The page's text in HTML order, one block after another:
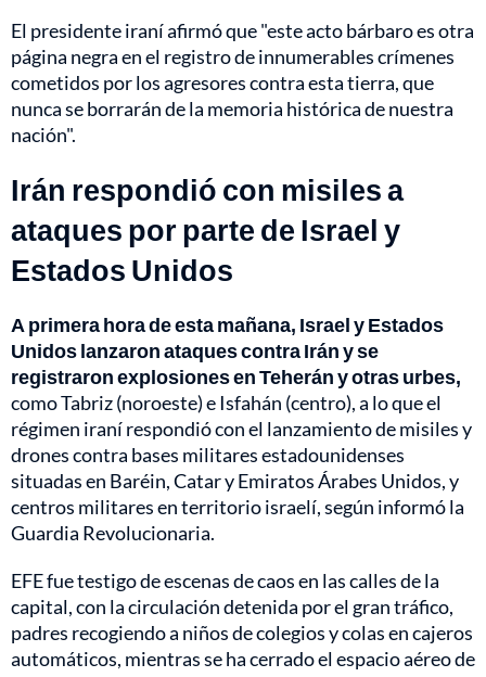
El presidente iraní afirmó que "este acto bárbaro es otra
página negra en el registro de innumerables crímenes
cometidos por los agresores contra esta tierra, que
nunca se borrarán de la memoria histórica de nuestra
nación".
Irán respondió con misiles a
ataques por parte de Israel y
Estados Unidos
A primera hora de esta mañana, Israel y Estados
Unidos lanzaron ataques contra Irán y se
registraron explosiones en Teherán y otras urbes,
como Tabriz (noroeste) e Isfahán (centro), a lo que el
régimen iraní respondió con el lanzamiento de misiles y
drones contra bases militares estadounidenses
situadas en Baréin, Catar y Emiratos Árabes Unidos, y
centros militares en territorio israelí, según informó la
Guardia Revolucionaria.
EFE fue testigo de escenas de caos en las calles de la
capital, con la circulación detenida por el gran tráfico,
padres recogiendo a niños de colegios y colas en cajeros
automáticos, mientras se ha cerrado el espacio aéreo de